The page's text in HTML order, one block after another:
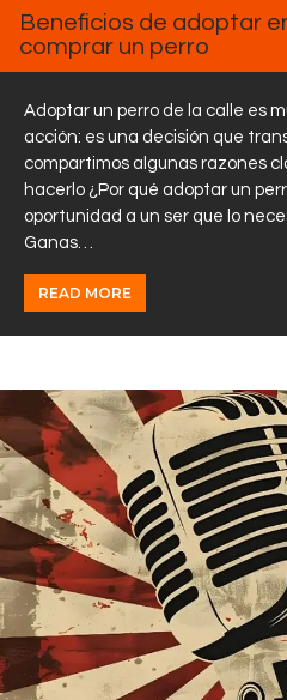
2025
Beneficios de adoptar
comprar un perro
Adoptar un perro de la calle es
acción: es una decisión que
compartimos algunas razones
hacerlo ¿Por qué adoptar un
oportunidad a un ser que lo
Ganas…
READ MORE